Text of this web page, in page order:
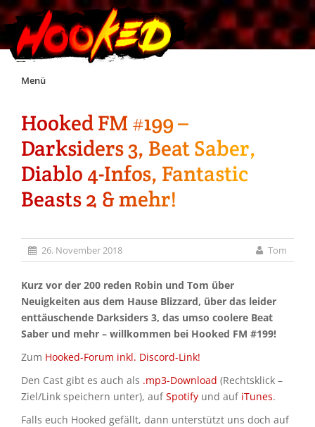
Skip
Menü
Unterstützt Hooked!
Exklusiv für Supporter*innen
Impressum
Jobs
Discord
Hooked FM #199 –
Darksiders 3, Beat Saber,
Diablo 4-Infos, Fantastic
Beasts 2 & mehr!
26. November 2018 Tom
Kurz vor der 200 reden Robin und Tom über
Neuigkeiten aus dem Hause Blizzard, über das leider
enttäuschende Darksiders 3, das umso coolere Beat
Saber und mehr – willkommen bei Hooked FM #199!
Zum Hooked-Forum inkl. Discord-Link!
Den Cast gibt es auch als .mp3-Download (Rechtsklick –
Ziel/Link speichern unter), aufSpotify und auf iTunes.
Falls euch Hooked gefällt, dann unterstützt uns doch auf